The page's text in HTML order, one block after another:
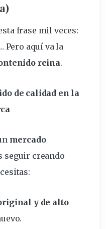
frase mil veces:
Pero aquí va la
reina.
de calidad en la
mercado
seguir creando
y de alto